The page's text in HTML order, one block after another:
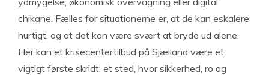
chikane. Fælles for situationerne er, at de kan eskalere
hurtigt, og at det kan være svært at bryde ud alene.
Her kan et krisecentertilbud på Sjælland være et
vigtigt første skridt: et sted, hvor sikkerhed, ro og